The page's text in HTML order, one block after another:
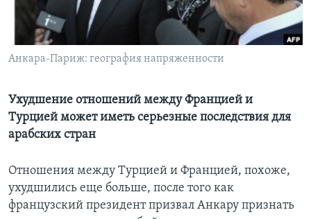
Learning English
СОЦИАЛЬНЫЕ СЕТИ
Языки
Анкара-Париж: география напряженности
Ухудшение отношений между Францией и
Турцией может иметь серьезные последствия для
арабских стран
Отношения между Турцией и Францией, похоже,
ухудшились еще больше, после того как
французский президент призвал Анкару признать